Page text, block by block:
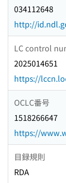
034112648
http://
LC control
2025014651
https://
OCLC番号
1518266647
https://
目録規則
RDA